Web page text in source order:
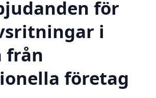
för
i
från
företag